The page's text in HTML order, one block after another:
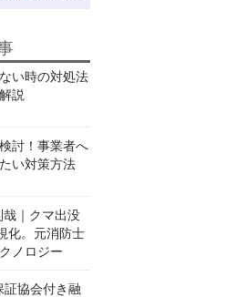
い時の対処法
説
討！事業者へ
い対策方法
｜クマ出没
化。元消防士
ノロジー
証協会付き融